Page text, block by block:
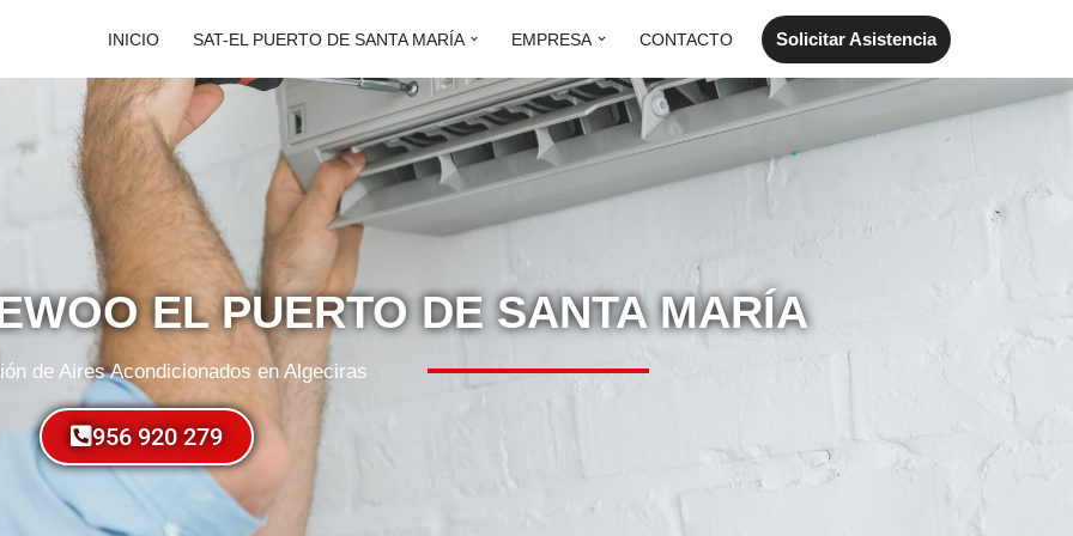
INICIO SAT-EL PUERTO DE SANTA MARÍA EMPRESA CONTACTO Solicitar Asistencia
EL PUERTO DE SANTA MARÍA
de Aires Acondicionados en Algeciras
956 920 279